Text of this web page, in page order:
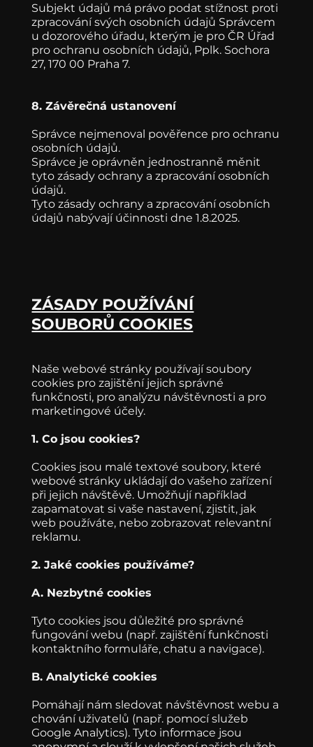
Subjekt údajů má právo podat stížnost proti
zpracování svých osobních údajů Správcem
u dozorového úřadu, kterým je pro ČR Úřad
pro ochranu osobních údajů, Pplk. Sochora
27, 170 00 Praha 7.
8. Závěrečná ustanovení
Správce nejmenoval pověřence pro ochranu
osobních údajů.
Správce je oprávněn jednostranně měnit
tyto zásady ochrany a zpracování osobních
údajů.
Tyto zásady ochrany a zpracování osobních
údajů nabývají účinnosti dne 1.8.2025.
ZÁSADY POUŽÍVÁNÍ
SOUBORŮ COOKIES
Naše webové stránky používají soubory
cookies pro zajištění jejich správné
funkčnosti, pro analýzu návštěvnosti a pro
marketingové účely.
1. Co jsou cookies?
Cookies jsou malé textové soubory, které
webové stránky ukládají do vašeho zařízení
při jejich návštěvě. Umožňují například
zapamatovat si vaše nastavení, zjistit, jak
web používáte, nebo zobrazovat relevantní
reklamu.
2. Jaké cookies používáme?
A. Nezbytné cookies
Tyto cookies jsou důležité pro správné
fungování webu (např. zajištění funkčnosti
kontaktního formuláře, chatu a navigace).
B. Analytické cookies
Pomáhají nám sledovat návštěvnost webu a
chování uživatelů (např. pomocí služeb
Google Analytics). Tyto informace jsou